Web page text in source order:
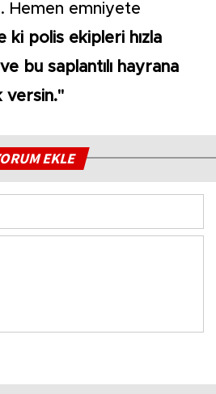
Hemen emniyete
ki polis ekipleri hızla
bu saplantılı hayrana
versin."
EKLE